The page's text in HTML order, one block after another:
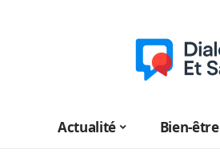
Actualité Bien-être